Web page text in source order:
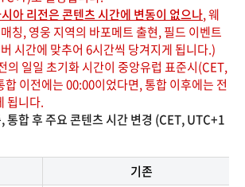
아 리전은 콘텐츠 시간에 변동이 없으나, 웨
칭, 영웅 지역의 바포메트 출현, 필드 이벤트
시간에 맞추어 6시간씩 당겨지게 됩니다.)
일일 초기화 시간이 중앙유럽 표준시(CET,
이전에는 00:00이었다면, 통합 이후에는 전
됩니다.
합 후 주요 콘텐츠 시간 변경 (CET, UTC+1
기존